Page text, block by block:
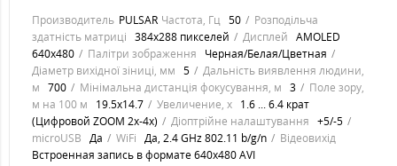
Производитель PULSAR Частота, Гц 50
Розподільча
здатність матриці 384x288 пикселей Дисплей AMOLED
640x480
Палітри зображення
Черная/Белая/Цветная
Діаметр вихідної зіниці, мм 5
Дальність виявлення людини,
м 700 Мінімальна дистанція фокусування, м 3
Поле зору,
м на 100 м
19.5x14.7 Увеличение, х 1.6 ... 6.4 крат
(Цифровой ZOOM 2х-4х)
Діоптрійне налаштування +5/-5
microUSB Да WiFi Да, 2.4 GHz 802.11 b/g/n
Відеовихід
Встроенная запись в формате 640x480 AVI